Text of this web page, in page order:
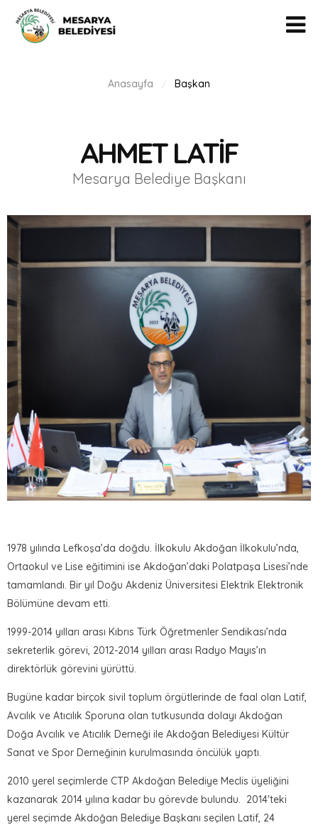
Anasayfa / Başkan
AHMET LATİF
Mesarya Belediye Başkanı
1978 yılında Lefkoşa’da doğdu. İlkokulu Akdoğan İlkokulu’nda,
Ortaokul ve Lise eğitimini ise Akdoğan’daki Polatpaşa Lisesi’nde
tamamlandı. Bir yıl Doğu Akdeniz Üniversitesi Elektrik Elektronik
Bölümüne devam etti.
1999-2014 yılları arası Kıbrıs Türk Öğretmenler Sendikası’nda
sekreterlik görevi, 2012-2014 yılları arası Radyo Mayıs’ın
direktörlük görevini yürüttü.
Bugüne kadar birçok sivil toplum örgütlerinde de faal olan Latif,
Avcılık ve Atıcılık Sporuna olan tutkusunda dolayı Akdoğan
Doğa Avcılık ve Atıcılık Derneği ile Akdoğan Belediyesi Kültür
Sanat ve Spor Derneğinin kurulmasında öncülük yaptı.
2010 yerel seçimlerde CTP Akdoğan Belediye Meclis üyeliğini
kazanarak 2014 yılına kadar bu görevde bulundu. 2014'teki
yerel seçimde Akdoğan Belediye Başkanı seçilen Latif, 24